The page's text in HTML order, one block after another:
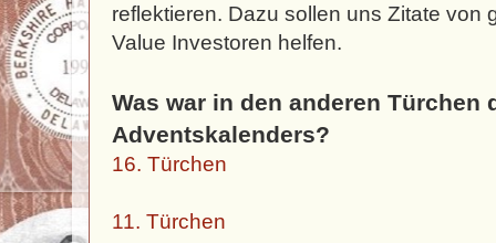
reflektieren. Dazu sollen uns Zitate von
Value Investoren helfen.
Was war in den anderen Türchen
Adventskalenders?
16. Türchen
11. Türchen